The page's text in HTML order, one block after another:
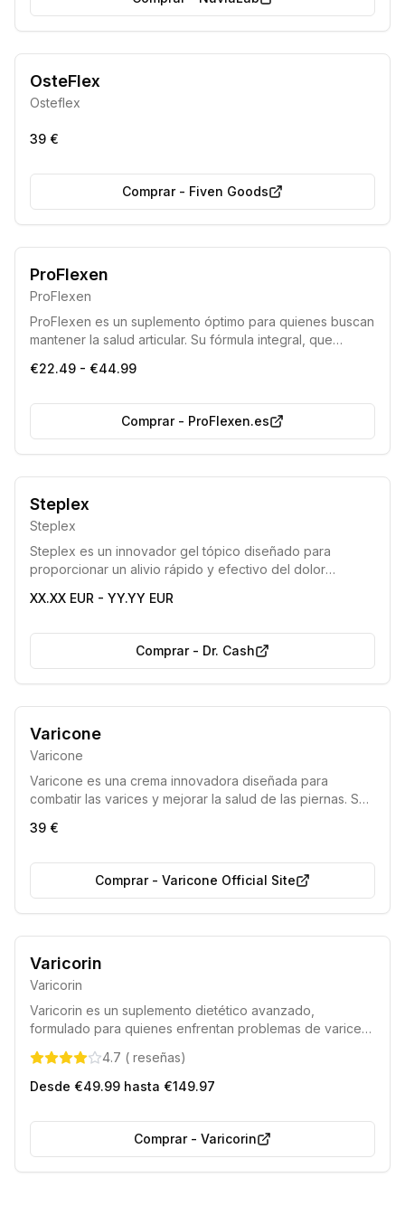
OsteFlex
Osteflex
39 €
Comprar- Fiven Goods
ProFlexen
ProFlexen
ProFlexen es un suplemento óptimo para quienes buscan
mantener la salud articular. Su fórmula integral, que
UC-II® (respaldado por estudios clínicos), contribuye
mayor libertad de movimiento para disfrutar plenamente
€22.49 - €44.99
Comprar- ProFlexen.es
Steplex
Steplex
Steplex es un innovador gel tópico diseñado para
proporcionar un alivio rápido y efectivo del dolor
fórmula única, rica en ingredientes naturales, actúa
XX.XX EUR - YY.YY EUR
Comprar- Dr. Cash
Varicone
Varicone
Varicone es una crema innovadora diseñada para
combatir las varices y mejorar la salud de las piernas. Su
dolor y fortalecer las paredes de los vasos sanguíneos,
39 €
Comprar- Varicone Official Site
Varicorin
Varicorin
Varicorin es un suplemento dietético avanzado,
formulado para quienes enfrentan problemas de varices,
rica en ingredientes activos probados, contribuye
eficazmente a la mejora de la salud venosa.
4.7 ( reseñas)
Desde €49.99 hasta €149.97
Comprar- Varicorin